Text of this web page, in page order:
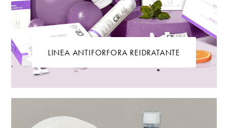
LINEA ANTIFORFORA REIDRATANTE